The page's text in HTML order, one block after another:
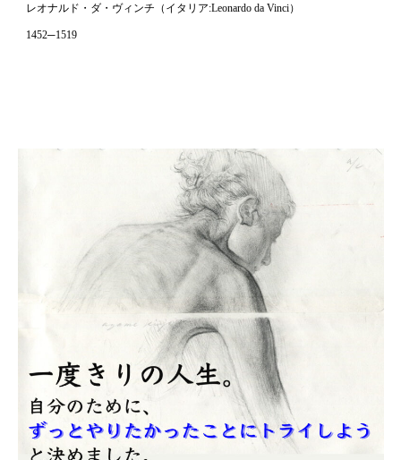
レオナルド・ダ・ヴィンチ（イタリア:Leonardo da Vinci）
1452─1519